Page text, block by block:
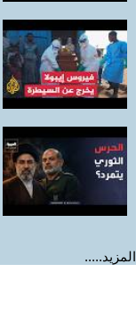
المزيد.....